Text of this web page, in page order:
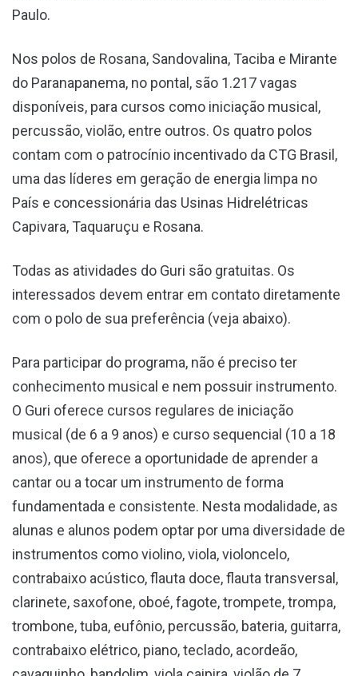
Paulo.
Nos polos de Rosana, Sandovalina, Taciba e Mirante
do Paranapanema, no pontal, são 1.217 vagas
disponíveis, para cursos como iniciação musical,
percussão, violão, entre outros. Os quatro polos
contam com o patrocínio incentivado da CTG Brasil,
uma das líderes em geração de energia limpa no
País e concessionária das Usinas Hidrelétricas
Capivara, Taquaruçu e Rosana.
Todas as atividades do Guri são gratuitas. Os
interessados devem entrar em contato diretamente
com o polo de sua preferência (veja abaixo).
Para participar do programa, não é preciso ter
conhecimento musical e nem possuir instrumento.
O Guri oferece cursos regulares de iniciação
musical (de 6 a 9 anos) e curso sequencial (10 a 18
anos), que oferece a oportunidade de aprender a
cantar ou a tocar um instrumento de forma
fundamentada e consistente. Nesta modalidade, as
alunas e alunos podem optar por uma diversidade de
instrumentos como violino, viola, violoncelo,
contrabaixo acústico, flauta doce, flauta transversal,
clarinete, saxofone, oboé, fagote, trompete, trompa,
trombone, tuba, eufônio, percussão, bateria, guitarra,
contrabaixo elétrico, piano, teclado, acordeão,